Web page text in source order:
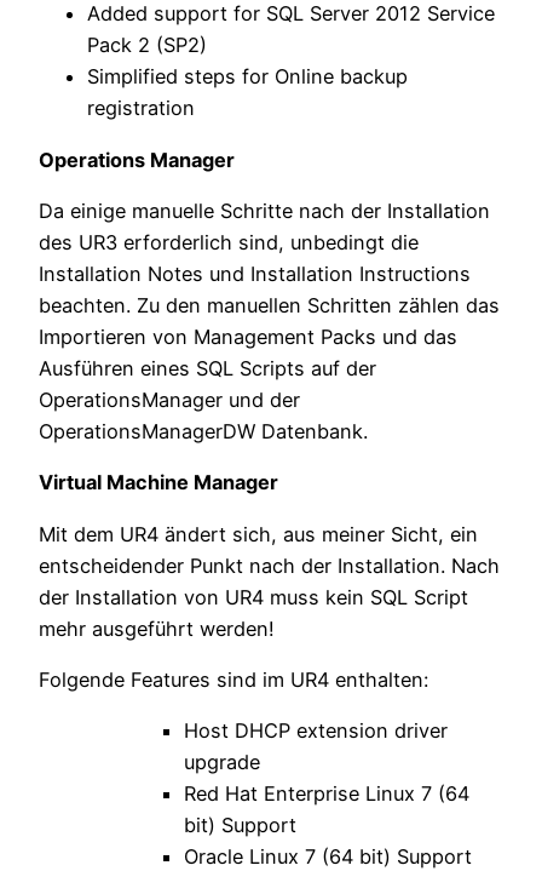
Added support for SQL Server 2012 Service
Pack 2 (SP2)
Simplified steps for Online backup
registration
Operations Manager
Da einige manuelle Schritte nach der Installation
des UR3 erforderlich sind, unbedingt die
Installation Notes und Installation Instructions
beachten. Zu den manuellen Schritten zählen das
Importieren von Management Packs und das
Ausführen eines SQL Scripts auf der
OperationsManager und der
OperationsManagerDW Datenbank.
Virtual Machine Manager
Mit dem UR4 ändert sich, aus meiner Sicht, ein
entscheidender Punkt nach der Installation. Nach
der Installation von UR4 muss kein SQL Script
mehr ausgeführt werden!
Folgende Features sind im UR4 enthalten:
Host DHCP extension driver
upgrade
Red Hat Enterprise Linux 7 (64
bit) Support
Oracle Linux 7 (64 bit) Support